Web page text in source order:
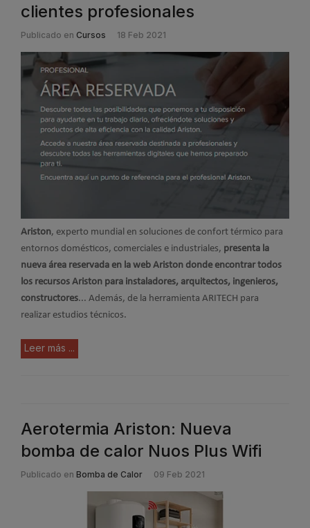
clientes profesionales
Publicado en Cursos 18 Feb 2021
Ariston, experto mundial en soluciones de confort térmico para
entornos domésticos, comerciales e industriales, presenta la
nueva área reservada en la web Ariston donde encontrar todos
los recursos Ariston para instaladores, arquitectos, ingenieros,
constructores... Además, de la herramienta ARITECH para
realizar estudios técnicos.
Leer más ...
Aerotermia Ariston: Nueva
bomba de calor Nuos Plus Wifi
Publicado en Bomba de Calor 09 Feb 2021